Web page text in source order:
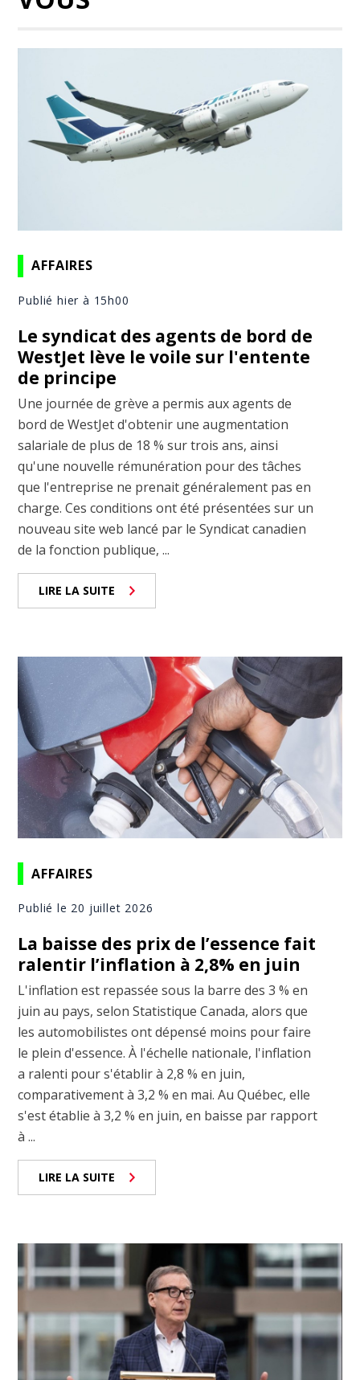
AFFAIRES
Publié hier à 15h00
Le syndicat des agents de bord de
WestJet lève le voile sur l'entente
de principe
Une journée de grève a permis aux agents de
bord de WestJet d'obtenir une augmentation
salariale de plus de 18 % sur trois ans, ainsi
qu'une nouvelle rémunération pour des tâches
que l'entreprise ne prenait généralement pas en
charge. Ces conditions ont été présentées sur un
nouveau site web lancé par le Syndicat canadien
de la fonction publique, ...
LIRE LA SUITE
AFFAIRES
Publié le 20 juillet 2026
La baisse des prix de l’essence fait
ralentir l’inflation à 2,8% en juin
L'inflation est repassée sous la barre des 3 % en
juin au pays, selon Statistique Canada, alors que
les automobilistes ont dépensé moins pour faire
le plein d'essence. À l'échelle nationale, l'inflation
a ralenti pour s'établir à 2,8 % en juin,
comparativement à 3,2 % en mai. Au Québec, elle
s'est établie à 3,2 % en juin, en baisse par rapport
à ...
LIRE LA SUITE